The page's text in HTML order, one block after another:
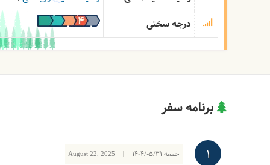
درجه سختی
برنامه سفر
1 جمعه August 22, 2025 | 1404/05/31